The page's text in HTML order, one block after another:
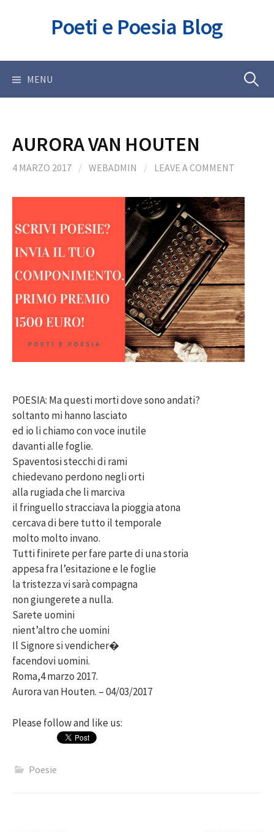
Poeti e Poesia Blog
MENU Ricerca
AURORA VAN HOUTEN
4 MARZO 2017 / WEBADMIN / LEAVE A COMMENT
POESIA: Ma questi morti dove sono andati?
soltanto mi hanno lasciato
ed io li chiamo con voce inutile
davanti alle foglie.
Spaventosi stecchi di rami
chiedevano perdono negli orti
alla rugiada che li marciva
il fringuello stracciava la pioggia atona
cercava di bere tutto il temporale
molto molto invano.
Tutti finirete per fare parte di una storia
appesa fra l’esitazione e le foglie
la tristezza vi sarà compagna
non giungerete a nulla.
Sarete uomini
nient’altro che uomini
Il Signore si vendicher�
facendovi uomini.
Roma,4 marzo 2017.
Aurora van Houten. – 04/03/2017
Please follow and like us:
Poesie